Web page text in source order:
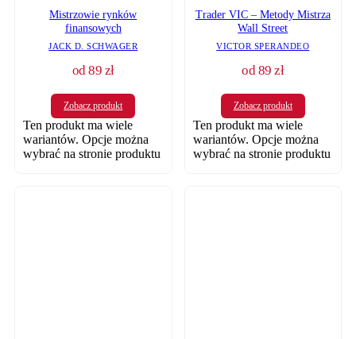
Mistrzowie rynków
finansowych
JACK D. SCHWAGER
od89 zł
Zobacz produkt
Ten produkt ma wiele
wariantów. Opcje można
wybrać na stronie produktu
Trader VIC – Metody Mistrza
Wall Street
VICTOR SPERANDEO
od89zł
Zobacz produkt
Ten produkt ma wiele
wariantów. Opcje można
wybrać na stronie produktu